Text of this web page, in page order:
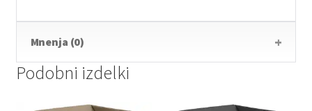
Mnenja (0)
Podobni izdelki